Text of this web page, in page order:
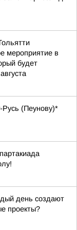
мероприятие в
будет
(Пеунову)*
день создают
проекты?